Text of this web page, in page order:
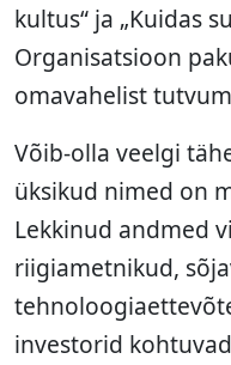
kultus“ ja „Kuidas
Organisatsioon
omavahelist
Võib-olla veelgi
üksikud nimed on
Lekkinud andmed
riigiametnikud,
investorid